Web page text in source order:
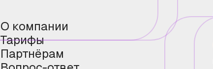
О компании
Тарифы
Партнёрам